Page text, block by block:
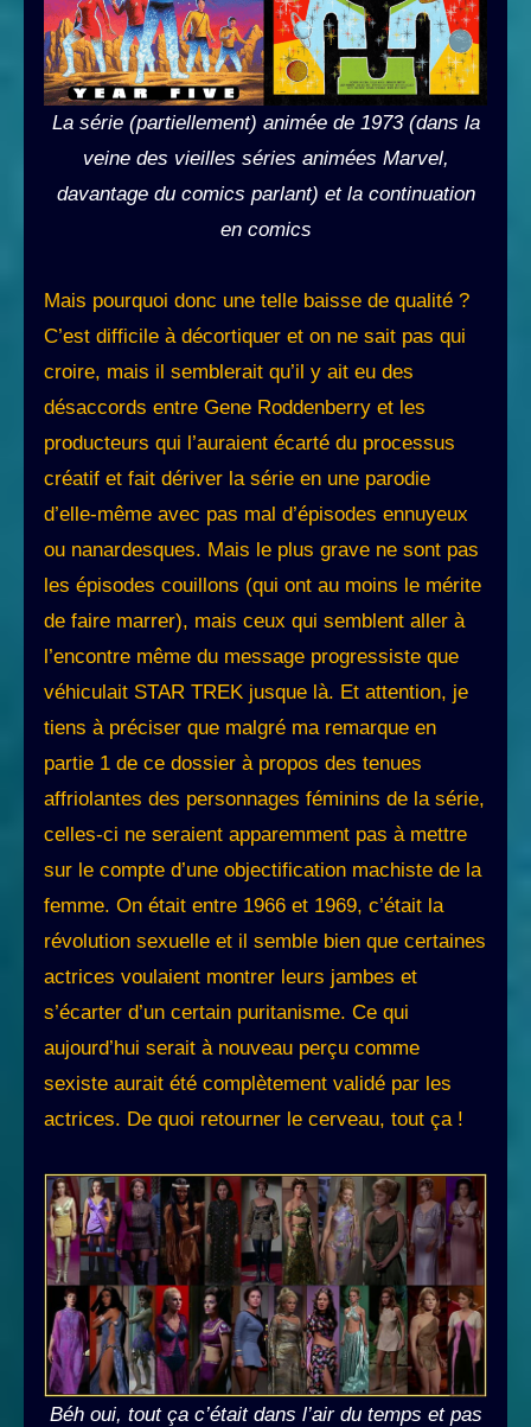
La série (partiellement) animée de 1973 (dans la
veine des vieilles séries animées Marvel,
davantage du comics parlant) et la continuation
en comics
Mais pourquoi donc une telle baisse de qualité ?
C’est difficile à décortiquer et on ne sait pas qui
croire, mais il semblerait qu’il y ait eu des
désaccords entre Gene Roddenberry et les
producteurs qui l’auraient écarté du processus
créatif et fait dériver la série en une parodie
d’elle-même avec pas mal d’épisodes ennuyeux
ou nanardesques. Mais le plus grave ne sont pas
les épisodes couillons (qui ont au moins le mérite
de faire marrer), mais ceux qui semblent aller à
l’encontre même du message progressiste que
véhiculait STAR TREK jusque là. Et attention, je
tiens à préciser que malgré ma remarque en
partie 1 de ce dossier à propos des tenues
affriolantes des personnages féminins de la série,
celles-ci ne seraient apparemment pas à mettre
sur le compte d’une objectification machiste de la
femme. On était entre 1966 et 1969, c’était la
révolution sexuelle et il semble bien que certaines
actrices voulaient montrer leurs jambes et
s’écarter d’un certain puritanisme. Ce qui
aujourd’hui serait à nouveau perçu comme
sexiste aurait été complètement validé par les
actrices. De quoi retourner le cerveau, tout ça !
Béh oui, tout ça c’était dans l’air du temps et pas